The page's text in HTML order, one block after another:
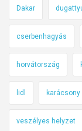
Dakar
cserbenhagyás
horvátország
lidl karácsony
veszélyes helyzet